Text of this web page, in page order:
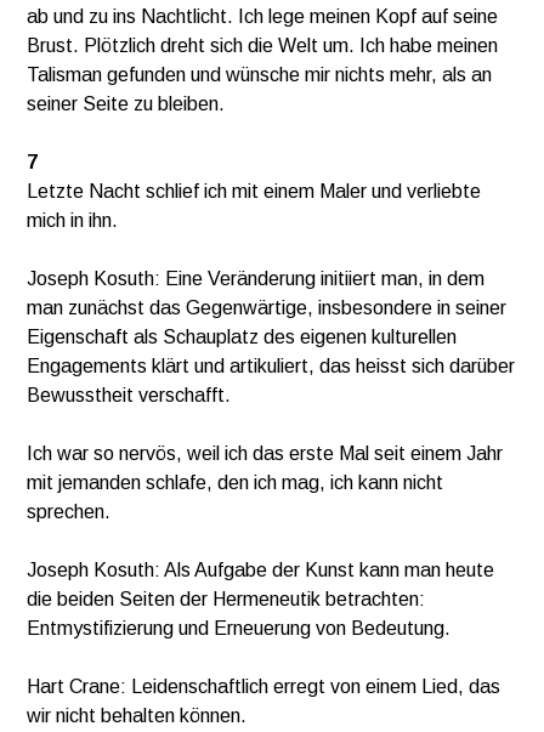
ab und zu ins Nachtlicht. Ich lege meinen Kopf auf seine
Brust. Plötzlich dreht sich die Welt um. Ich habe meinen
Talisman gefunden und wünsche mir nichts mehr, als an
seiner Seite zu bleiben.
7
Letzte Nacht schlief ich mit einem Maler und verliebte
mich in ihn.
Joseph Kosuth: Eine Veränderung initiiert man, in dem
man zunächst das Gegenwärtige, insbesondere in seiner
Eigenschaft als Schauplatz des eigenen kulturellen
Engagements klärt und artikuliert, das heisst sich darüber
Bewusstheit verschafft.
Ich war so nervös, weil ich das erste Mal seit einem Jahr
mit jemanden schlafe, den ich mag, ich kann nicht
sprechen.
Joseph Kosuth: Als Aufgabe der Kunst kann man heute
die beiden Seiten der Hermeneutik betrachten:
Entmystifizierung und Erneuerung von Bedeutung.
Hart Crane: Leidenschaftlich erregt von einem Lied, das
wir nicht behalten können.